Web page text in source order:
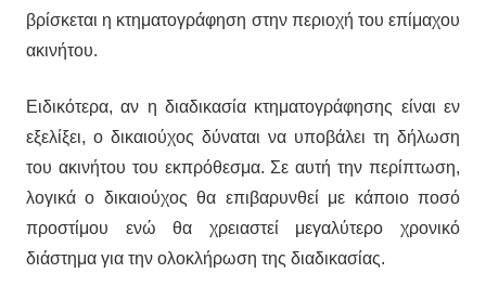
βρίσκεται η κτηματογράφηση στην περιοχή του επίμαχου
ακινήτου.
Ειδικότερα, αν η διαδικασία κτηματογράφησης είναι εν
εξελίξει, ο δικαιούχος δύναται να υποβάλει τη δήλωση
του ακινήτου του εκπρόθεσμα. Σε αυτή την περίπτωση,
λογικά ο δικαιούχος θα επιβαρυνθεί με κάποιο ποσό
προστίμου ενώ θα χρειαστεί μεγαλύτερο χρονικό
διάστημα για την ολοκλήρωση της διαδικασίας.